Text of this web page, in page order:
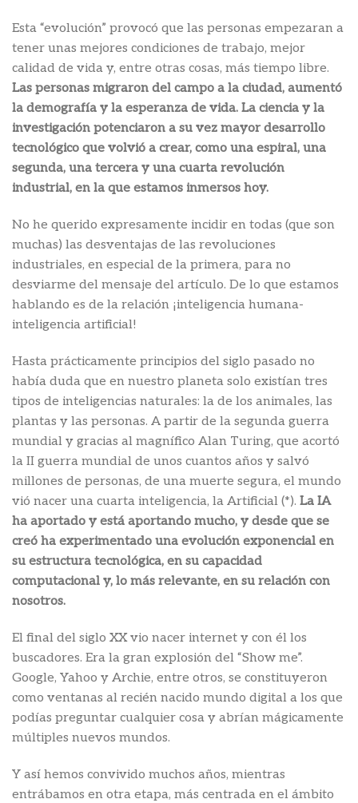
Esta “evolución” provocó que las personas empezaran a
tener unas mejores condiciones de trabajo, mejor
calidad de vida y, entre otras cosas, más tiempo libre.
Las personas migraron del campo a la ciudad, aumentó
la demografía y la esperanza de vida. La ciencia y la
investigación potenciaron a su vez mayor desarrollo
tecnológico que volvió a crear, como una espiral, una
segunda, una tercera y una cuarta revolución
industrial, en la que estamos inmersos hoy.
No he querido expresamente incidir en todas (que son
muchas) las desventajas de las revoluciones
industriales, en especial de la primera, para no
desviarme del mensaje del artículo. De lo que estamos
hablando es de la relación ¡inteligencia humana-
inteligencia artificial!
Hasta prácticamente principios del siglo pasado no
había duda que en nuestro planeta solo existían tres
tipos de inteligencias naturales: la de los animales, las
plantas y las personas. A partir de la segunda guerra
mundial y gracias al magnífico Alan Turing, que acortó
la II guerra mundial de unos cuantos años y salvó
millones de personas, de una muerte segura, el mundo
vió nacer una cuarta inteligencia, la Artificial (*). La IA
ha aportado y está aportando mucho, y desde que se
creó ha experimentado una evolución exponencial en
su estructura tecnológica, en su capacidad
computacional y, lo más relevante, en su relación con
nosotros.
El final del siglo XX vio nacer internet y con él los
buscadores. Era la gran explosión del “Show me”.
Google, Yahoo y Archie, entre otros, se constituyeron
como ventanas al recién nacido mundo digital a los que
podías preguntar cualquier cosa y abrían mágicamente
múltiples nuevos mundos.
Y así hemos convivido muchos años, mientras
entrábamos en otra etapa, más centrada en el ámbito